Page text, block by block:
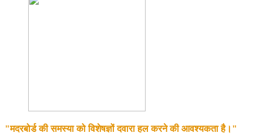
"मदरबोर्ड की समस्या को विशेषज्ञों दवारा हल करने की आवश्यकता है।"